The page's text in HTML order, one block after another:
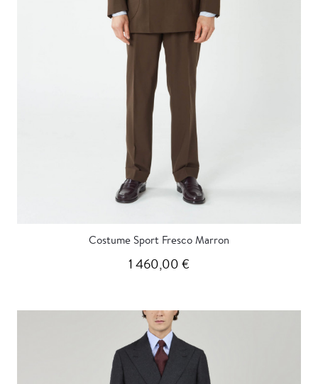
Costume Sport Fresco Marron
1 460,00 €